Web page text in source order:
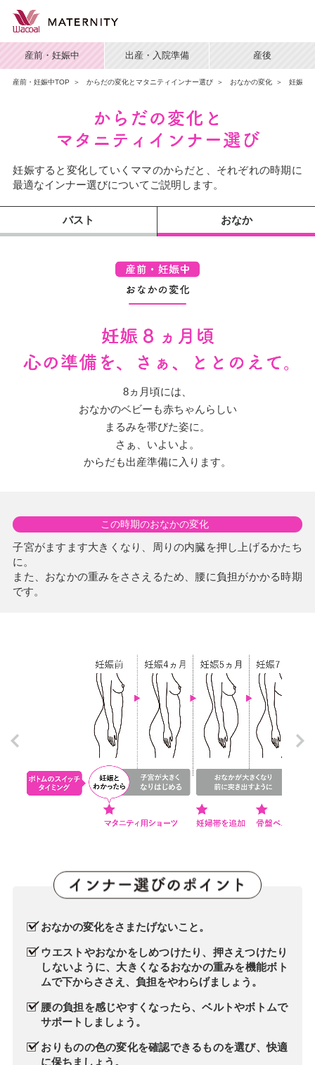
産前・妊娠中 出産・入院準備 産後
産前・妊娠中TOP ＞ からだの変化とマタニティインナー選び ＞ おなかの変化 ＞ 妊娠8
妊娠すると変化していくママのからだと、それぞれの時期に
最適なインナー選びについてご説明します。
バスト おなか
8ヵ月頃には、
おなかのベビーも赤ちゃんらしい
まるみを帯びた姿に。
さぁ、いよいよ。
からだも出産準備に入ります。
この時期のおなかの変化
子宮がますます大きくなり、周りの内臓を押し上げるかたち
に。
また、おなかの重みをささえるため、腰に負担がかかる時期
です。
おなかの変化をさまたげないこと。
ウエストやおなかをしめつけたり、押さえつけたり
しないように、大きくなるおなかの重みを機能ボト
ムで下からささえ、負担をやわらげましょう。
腰の負担を感じやすくなったら、ベルトやボトムで
サポートしましょう。
おりものの色の変化を確認できるものを選び、快適
に保ちましょう。